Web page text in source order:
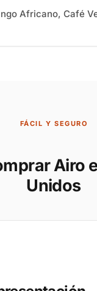
Africano, Café
FÁCIL Y SEGURO
Airo
Unidos